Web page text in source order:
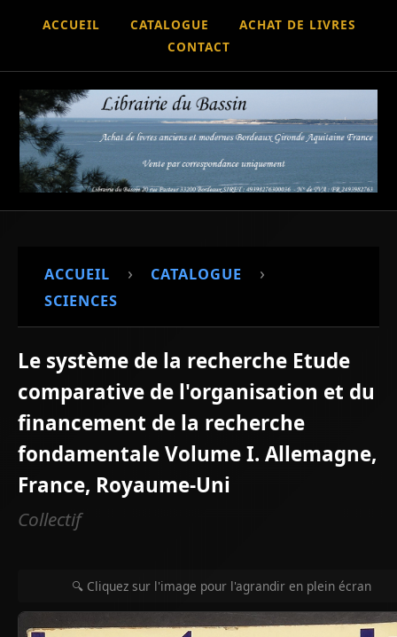
ACCUEIL CATALOGUE
ACHAT DE LIVRES
CONTACT
ACCUEIL › CATALOGUE ›
SCIENCES
Le système de la recherche Etude
comparative de l'organisation et du
financement de la recherche
fondamentale Volume I. Allemagne,
France, Royaume-Uni
Collectif
🔍 Cliquez sur l'image pour l'agrandir en plein écran